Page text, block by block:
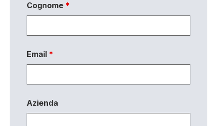
Cognome *
Email *
Azienda